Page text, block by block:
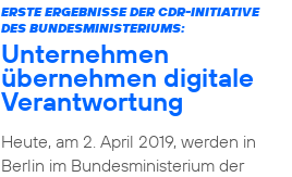
ERSTE ERGEBNISSE DER CDR-INITIATIVE
DES BUNDESMINISTERIUMS:
Unternehmen
übernehmen digitale
Verantwortung
Heute, am 2. April 2019, werden in
Berlin im Bundesministerium der